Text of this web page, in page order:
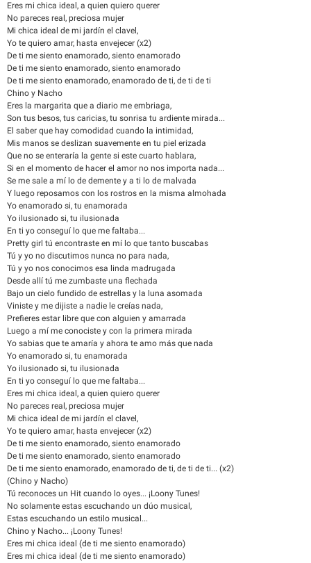
Eres mi chica ideal, a quien quiero querer
No pareces real, preciosa mujer
Mi chica ideal de mi jardín el clavel,
Yo te quiero amar, hasta envejecer (x2)
De ti me siento enamorado, siento enamorado
De ti me siento enamorado, siento enamorado
De ti me siento enamorado, enamorado de ti, de ti de ti
Chino y Nacho
Eres la margarita que a diario me embriaga,
Son tus besos, tus caricias, tu sonrisa tu ardiente mirada...
El saber que hay comodidad cuando la intimidad,
Mis manos se deslizan suavemente en tu piel erizada
Que no se enteraría la gente si este cuarto hablara,
Si en el momento de hacer el amor no nos importa nada...
Se me sale a mí lo de demente y a ti lo de malvada
Y luego reposamos con los rostros en la misma almohada
Yo enamorado si, tu enamorada
Yo ilusionado si, tu ilusionada
En ti yo conseguí lo que me faltaba...
Pretty girl tú encontraste en mí lo que tanto buscabas
Tú y yo no discutimos nunca no para nada,
Tú y yo nos conocimos esa linda madrugada
Desde allí tú me zumbaste una flechada
Bajo un cielo fundido de estrellas y la luna asomada
Viniste y me dijiste a nadie le creías nada,
Prefieres estar libre que con alguien y amarrada
Luego a mí me conociste y con la primera mirada
Yo sabias que te amaría y ahora te amo más que nada
Yo enamorado si, tu enamorada
Yo ilusionado si, tu ilusionada
En ti yo conseguí lo que me faltaba...
Eres mi chica ideal, a quien quiero querer
No pareces real, preciosa mujer
Mi chica ideal de mi jardín el clavel,
Yo te quiero amar, hasta envejecer (x2)
De ti me siento enamorado, siento enamorado
De ti me siento enamorado, siento enamorado
De ti me siento enamorado, enamorado de ti, de ti de ti... (x2)
(Chino y Nacho)
Tú reconoces un Hit cuando lo oyes... ¡Loony Tunes!
No solamente estas escuchando un dúo musical,
Estas escuchando un estilo musical...
Chino y Nacho... ¡Loony Tunes!
Eres mi chica ideal (de ti me siento enamorado)
Eres mi chica ideal (de ti me siento enamorado)